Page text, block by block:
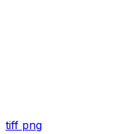
tiff png